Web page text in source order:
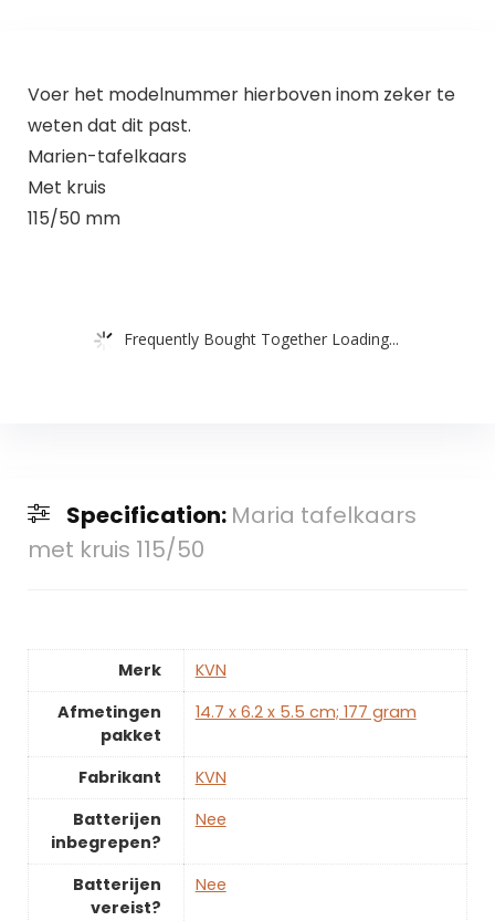
Voer het modelnummer hierboven inom zeker te
weten dat dit past.
Marien-tafelkaars
Met kruis
115/50 mm
Frequently Bought Together Loading...
Specification: Maria tafelkaars
met kruis 115/50
Merk
‎KVN
Afmetingen
pakket
‎14.7 x 6.2 x 5.5 cm; 177 gram
Fabrikant
‎KVN
Batterijen
inbegrepen?
‎Nee
Batterijen
vereist?
‎Nee